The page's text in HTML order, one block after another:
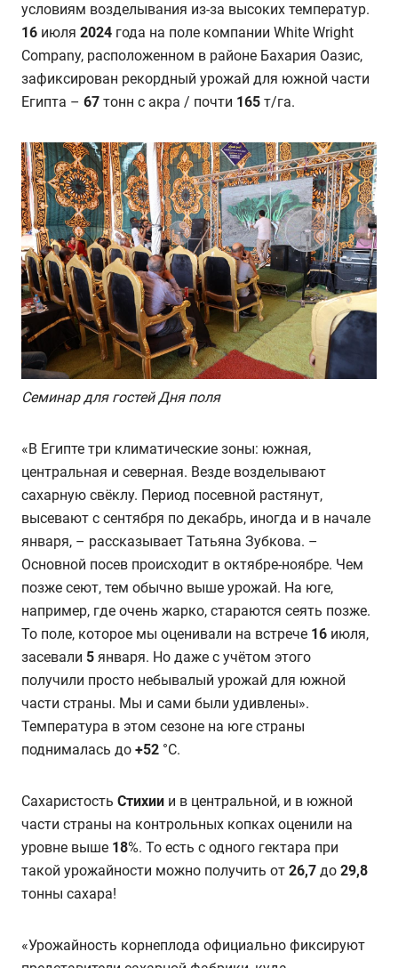
условиям возделывания из-за высоких температур.
16 июля 2024 года на поле компании White Wright
Company, расположенном в районе Бахария Оазис,
зафиксирован рекордный урожай для южной части
Египта – 67 тонн с акра / почти 165 т/га.
Семинар для гостей Дня поля
«В Египте три климатические зоны: южная,
центральная и северная. Везде возделывают
сахарную свёклу. Период посевной растянут,
высевают с сентября по декабрь, иногда и в начале
января, – рассказывает Татьяна Зубкова. –
Основной посев происходит в октябре-ноябре. Чем
позже сеют, тем обычно выше урожай. На юге,
например, где очень жарко, стараются сеять позже.
То поле, которое мы оценивали на встрече 16 июля,
засевали 5 января. Но даже с учётом этого
получили просто небывалый урожай для южной
части страны. Мы и сами были удивлены».
Температура в этом сезоне на юге страны
поднималась до +52 °C.
Сахаристость Стихии и в центральной, и в южной
части страны на контрольных копках оценили на
уровне выше 18%. То есть с одного гектара при
такой урожайности можно получить от 26,7 до 29,8
тонны сахара!
«Урожайность корнеплода официально фиксируют